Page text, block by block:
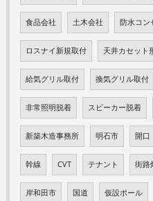
食品会社 土木会社 防水コン
ロスナイ新規取付 天井カセット
給気グリル取付 換気グリル取付
非常照明脱着 スピーカー脱着
新築木造事務所 明石市 開口
幹線 CVT テナント 街路
岸和田市 国道 仮設ポール